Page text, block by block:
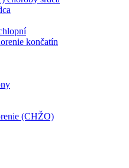
končatín
(CHŽO)